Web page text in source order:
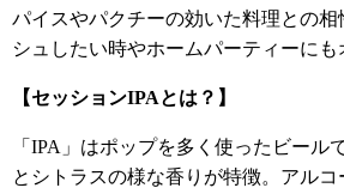
パイスやパクチーの効いた料理との相
シュしたい時やホームパーティーにも
【セッションIPAとは？】
「IPA」はポップを多く使ったビール
とシトラスの様な香りが特徴。アル